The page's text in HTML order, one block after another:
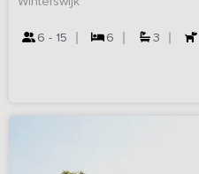
6 - 15 6 3